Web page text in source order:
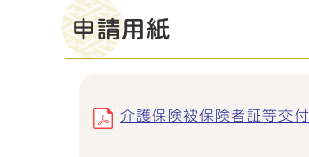
申請用紙
介護保険被保険者証等